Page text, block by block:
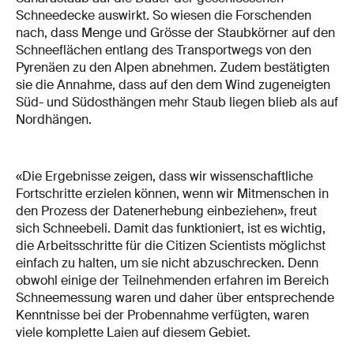
Schneedecke auswirkt. So wiesen die Forschenden
nach, dass Menge und Grösse der Staubkörner auf den
Schneeflächen entlang des Transportwegs von den
Pyrenäen zu den Alpen abnehmen. Zudem bestätigten
sie die Annahme, dass auf den dem Wind zugeneigten
Süd- und Südosthängen mehr Staub liegen blieb als auf
Nordhängen.
«Die Ergebnisse zeigen, dass wir wissenschaftliche
Fortschritte erzielen können, wenn wir Mitmenschen in
den Prozess der Datenerhebung einbeziehen», freut
sich Schneebeli. Damit das funktioniert, ist es wichtig,
die Arbeitsschritte für die Citizen Scientists möglichst
einfach zu halten, um sie nicht abzuschrecken. Denn
obwohl einige der Teilnehmenden erfahren im Bereich
Schneemessung waren und daher über entsprechende
Kenntnisse bei der Probennahme verfügten, waren
viele komplette Laien auf diesem Gebiet.